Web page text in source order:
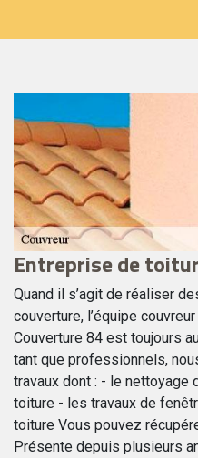
Entreprise de
Quand il s’agit de réaliser
couverture, l’équipe couvreur
Couverture 84 est toujours
tant que professionnels,
travaux dont : - le nettoyage
toiture - les travaux de
toiture Vous pouvez
Présente depuis plusieurs